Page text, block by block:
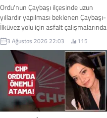
Ordu'nun Çaybaşı ilçesinde uzun
yıllardır yapılması beklenen Çaybaşı-
İlküvez yolu için asfalt çalışmalarında
ilk adım atıldı. Yüklenici firmanın iş
makineleriyle sahaya inmesiyle
birlikte yol yapım çalışmalarına
resmen başlandı. Çaybaşı Belediye
Başkanı Mesut Karayiğit, çalışmalara
ilişkin gelişmeyi sosyal medya
hesabından yaptığı paylaşımla
duyurdu. Karayiğit, Çaybaşı-İlküvez
3 Ağustos 2026 22:03 115